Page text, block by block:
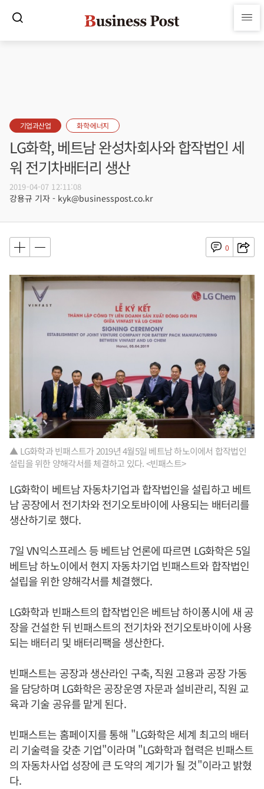
기업과산업 화학·에너지
LG화학, 베트남 완성차회사와 합작법인 세
워 전기차배터리 생산
2019-04-07 12:11:08
강용규 기자 - kyk@businesspost.co.kr
0
▲ LG화학과 빈패스트가 2019년 4월5일 베트남 하노이에서 합작법인
설립을 위한 양해각서를 체결하고 있다. <빈패스트>
LG화학이 베트남 자동차기업과 합작법인을 설립하고 베트
남 공장에서 전기차와 전기오토바이에 사용되는 배터리를
생산하기로 했다.
7일 VN익스프레스 등 베트남 언론에 따르면 LG화학은 5일
베트남 하노이에서 현지 자동차기업 빈패스트와 합작법인
설립을 위한 양해각서를 체결했다.
LG화학과 빈패스트의 합작법인은 베트남 하이퐁시에 새 공
장을 건설한 뒤 빈패스트의 전기차와 전기오토바이에 사용
되는 배터리 및 배터리팩을 생산한다.
빈패스트는 공장과 생산라인 구축, 직원 고용과 공장 가동
을 담당하며 LG화학은 공장운영 자문과 설비관리, 직원 교
육과 기술 공유를 맡게 된다.
빈패스트는 홈페이지를 통해 "LG화학은 세계 최고의 배터
리 기술력을 갖춘 기업"이라며 "LG화학과 협력은 빈패스트
의 자동차사업 성장에 큰 도약의 계기가 될 것"이라고 밝혔
다.